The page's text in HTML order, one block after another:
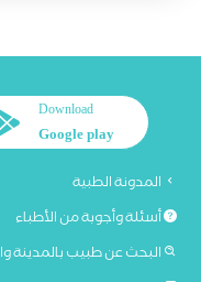
Download
Google play
المدونة الطبية
أسئلة وأجوبة من الأطباء
البحث عن طبيب بالمدينة